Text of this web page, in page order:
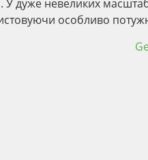
У дуже невеликих
особливо